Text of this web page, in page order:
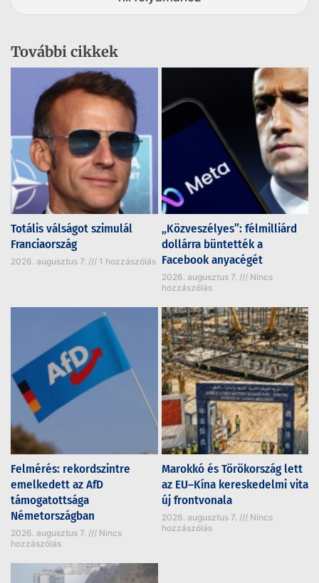
További cikkek
Totális válságot szimulál
Franciaország
2026. augusztus 7. 1 hozzászólás
„Közveszélyes”: félmilliárd
dollárra büntették a
Facebook anyacégét
2026. augusztus 7.
Nincs
hozzászólás
Felmérés: rekordszintre
emelkedett az AfD
támogatottsága
Németországban
2026. augusztus 7.
Nincs
hozzászólás
Marokkó és Törökország lett
az EU–Kína kereskedelmi vita
új frontvonala
2026. augusztus 7.
Nincs
hozzászólás